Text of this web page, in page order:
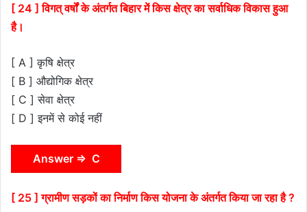
[ 24 ] विगत् वर्षों के अंतर्गत बिहार में किस क्षेत्र का सर्वाधिक विकास हुआ
है।
[ A ] कृषि क्षेत्र
[ B ] औद्योगिक क्षेत्र
[ C ] सेवा क्षेत्र
[ D ] इनमें से कोई नहीं
Answer ⇒ C
[ 25 ] ग्रामीण सड़कों का निर्माण किस योजना के अंतर्गत किया जा रहा है ?